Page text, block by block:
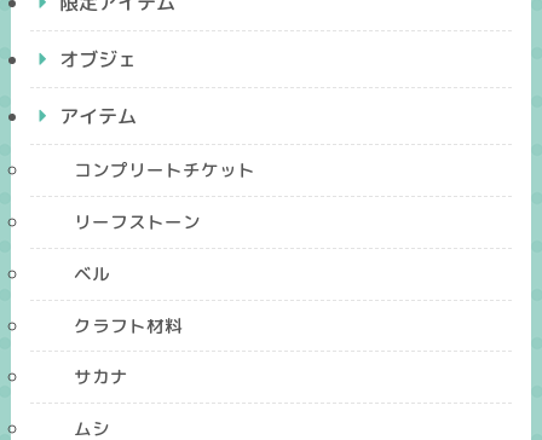
オブジェ
アイテム
コンプリートチケット
リーフストーン
ベル
クラフト材料
サカナ
ムシ